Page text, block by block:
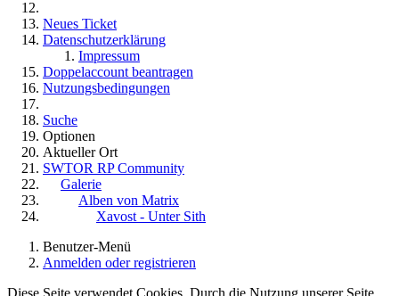
Neues Ticket
Datenschutzerklärung
Impressum
Doppelaccount beantragen
Nutzungsbedingungen
Suche
Optionen
Aktueller Ort
SWTOR RP Community
Galerie
Alben von Matrix
Xavost - Unter Sith
Benutzer-Menü
Anmelden oder registrieren
Diese Seite verwendet Cookies. Durch die Nutzung unserer Seite